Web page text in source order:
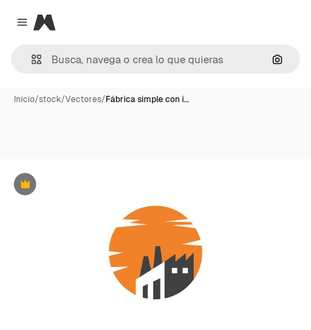
Close menu
Magnific
Inicio/stock/Vectores/Fábrica simple con i…
Premium